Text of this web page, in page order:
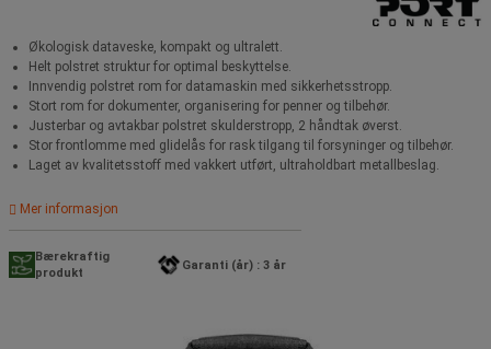
Økologisk dataveske, kompakt og ultralett.
Helt polstret struktur for optimal beskyttelse.
Innvendig polstret rom for datamaskin med sikkerhetsstropp.
Stort rom for dokumenter, organisering for penner og tilbehør.
Justerbar og avtakbar polstret skulderstropp, 2 håndtak øverst.
Stor frontlomme med glidelås for rask tilgang til forsyninger og tilbehør.
Laget av kvalitetsstoff med vakkert utført, ultraholdbart metallbeslag.
Mer informasjon
Bærekraftig
produkt
Garanti (år) : 3 år